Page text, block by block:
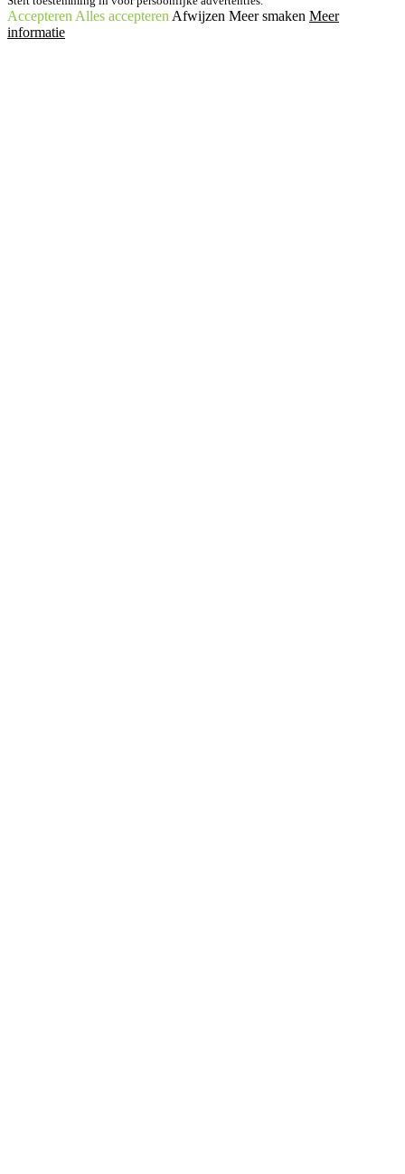
Accepteren Alles accepteren Afwijzen Meer smaken Meer
informatie